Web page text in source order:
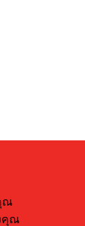
ณ
คุณ